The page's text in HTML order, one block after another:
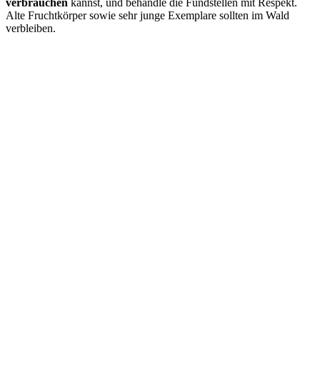
verbrauchen kannst, und behandle die Fundstellen mit Respekt.
Alte Fruchtkörper sowie sehr junge Exemplare sollten im Wald
verbleiben.